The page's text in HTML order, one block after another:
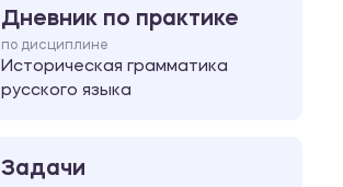
Дневник по практике
по дисциплине
Историческая грамматика
русского языка
Задачи